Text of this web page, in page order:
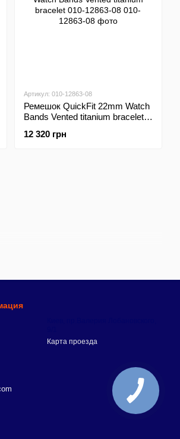
Артикул: 010-12863-08
Ремешок QuickFit 22mm Watch
Bands Vented titanium bracelet
12 320 грн
Карта проезда